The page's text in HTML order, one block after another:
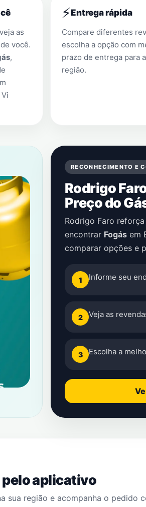
as
você.
,
⚡Entrega rápida
Compare diferentes
escolha a opção com
prazo de entrega para
região.
RECONHECIMENTO E
Rodrigo
Preço do
Rodrigo Faro
encontrar Fogás em
comparar opções e
1 Informe seu
2 Veja as
3 Escolha a
pelo aplicativo
sua região e acompanha o pedido